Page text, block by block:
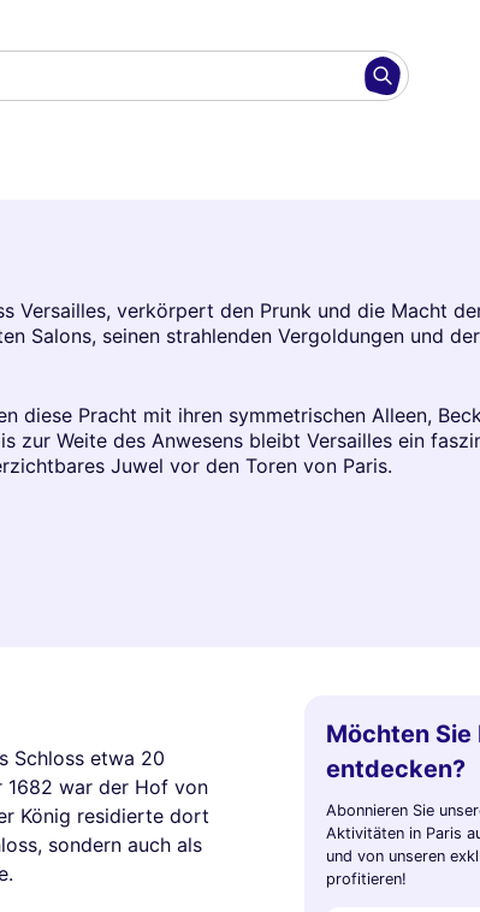
Versailles, verkörpert den Prunk und die Macht
Salons, seinen strahlenden Vergoldungen und
diese Pracht mit ihren symmetrischen Alleen,
Weite des Anwesens bleibt Versailles ein
Juwel vor den Toren von Paris.
Schloss etwa 20
1682 war der Hof von
König residierte dort
sondern auch als
Möchten Sie
entdecken?
Abonnieren Sie
Aktivitäten in Paris
und von unseren
profitieren!